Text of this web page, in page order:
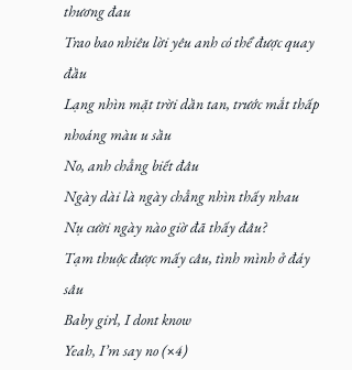
thương đau
Trao bao nhiêu lời yêu anh có thể được quay
đầu
Lạng nhìn mặt trời dần tan, trước mắt thấp
nhoáng màu u sầu
No, anh chẳng biết đâu
Ngày dài là ngày chẳng nhìn thấy nhau
Nụ cười ngày nào giờ đã thấy đâu?
Tạm thuộc được mấy câu, tình mình ở đáy
sâu
Baby girl, I dont know
Yeah, I’m say no (×4)